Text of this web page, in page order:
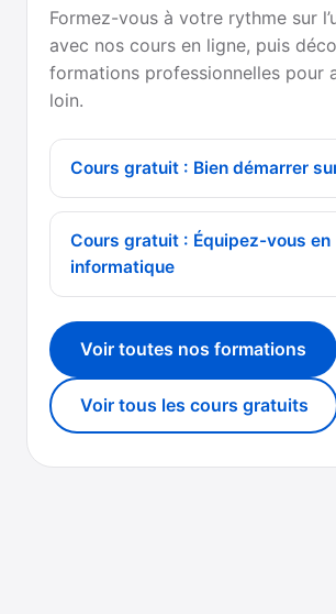
Formez-vous à votre rythme sur
avec nos cours en ligne, puis
formations professionnelles pour
loin.
Cours gratuit : Bien démarrer
Cours gratuit : Équipez-vous en
informatique
Voir toutes nos formations
Voir tous les cours gratuits